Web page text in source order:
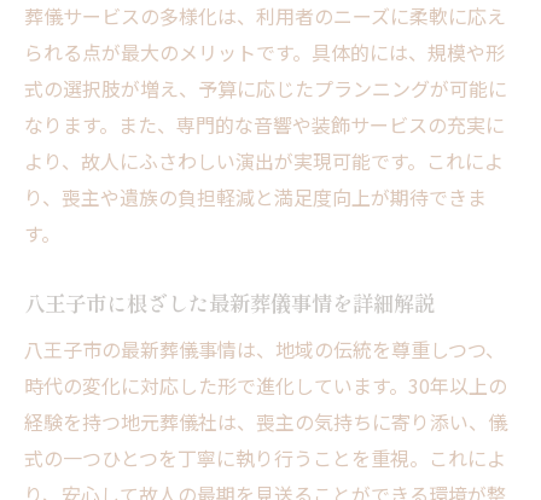
支給額の確認方法とよくある質問に回答
葬儀補助金を利用する際の注意点とポイン
ト
専門家が教える葬儀費用軽減の具体策
現場経験から見た葬儀の安心ポイント
信頼できる葬儀社選びの実体験から学ぶ注
意点
葬儀当日の流れと現場での気配りポイント
家族が安心して任せられる葬儀サポート体
制
葬儀サービスの多様化は、利用者のニーズに柔軟に応え
られる点が最大のメリットです。具体的には、規模や形
式の選択肢が増え、予算に応じたプランニングが可能に
なります。また、専門的な音響や装飾サービスの充実に
より、故人にふさわしい演出が実現可能です。これによ
り、喪主や遺族の負担軽減と満足度向上が期待できま
す。
八王子市に根ざした最新葬儀事情を詳細解説
八王子市の最新葬儀事情は、地域の伝統を尊重しつつ、
時代の変化に対応した形で進化しています。30年以上の
経験を持つ地元葬儀社は、喪主の気持ちに寄り添い、儀
式の一つひとつを丁寧に執り行うことを重視。これによ